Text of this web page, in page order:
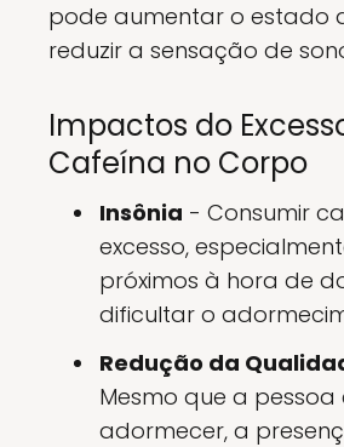
pode aumentar o estado
reduzir a sensação de
Impactos do
Cafeína no Corpo
Insônia - Consumir
excesso,
próximos à hora de
dificultar o
Redução da
Mesmo que a pessoa
adormecer, a